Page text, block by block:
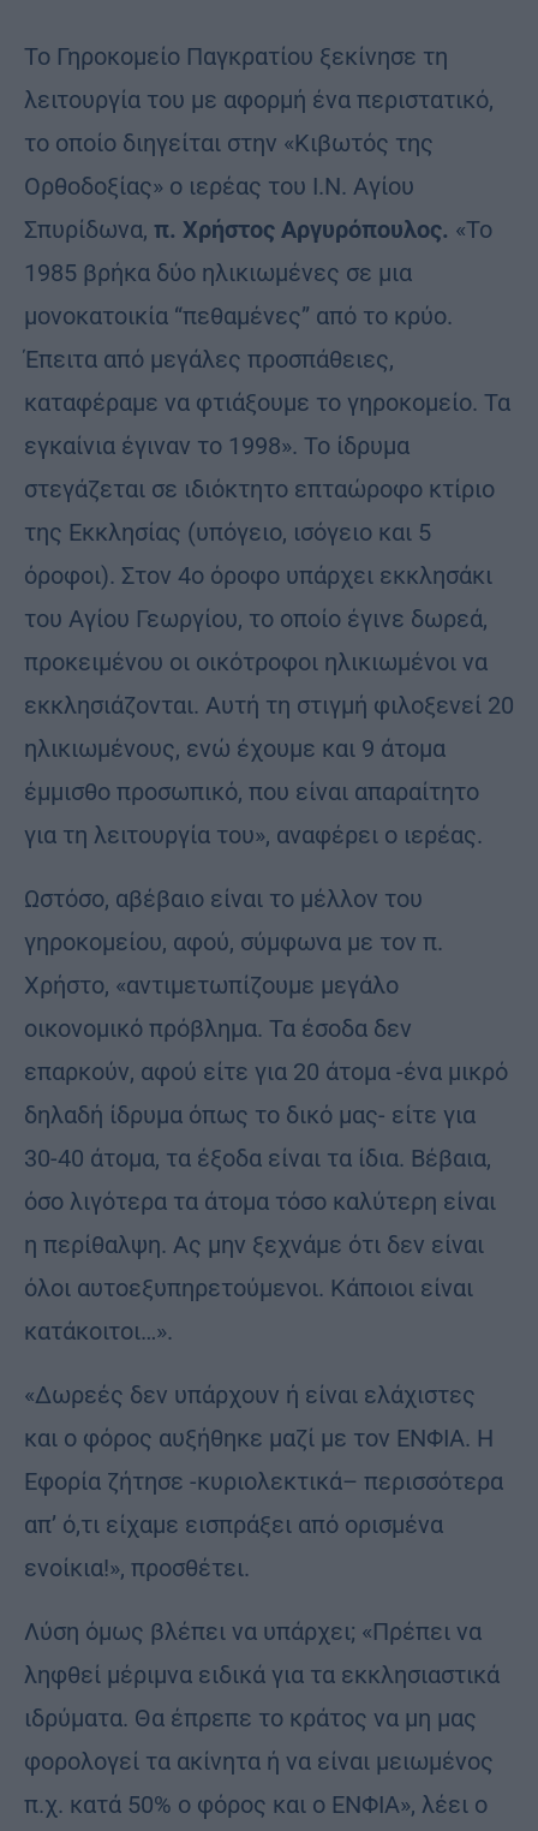
Το Γηροκομείο Παγκρατίου ξεκίνησε τη
λειτουργία του με αφορμή ένα περιστατικό,
το οποίο διηγείται στην «Κιβωτός της
Ορθοδοξίας» ο ιερέας του Ι.Ν. Αγίου
Σπυρίδωνα, π. Χρήστος Αργυρόπουλος. «Το
1985 βρήκα δύο ηλικιωμένες σε μια
μονοκατοικία “πεθαμένες” από το κρύο.
Έπειτα από μεγάλες προσπάθειες,
καταφέραμε να φτιάξουμε το γηροκομείο. Τα
εγκαίνια έγιναν το 1998». Το ίδρυμα
στεγάζεται σε ιδιόκτητο επταώροφο κτίριο
της Εκκλησίας (υπόγειο, ισόγειο και 5
όροφοι). Στον 4ο όροφο υπάρχει εκκλησάκι
του Αγίου Γεωργίου, το οποίο έγινε δωρεά,
προκειμένου οι οικότροφοι ηλικιωμένοι να
εκκλησιάζονται. Αυτή τη στιγμή φιλοξενεί 20
ηλικιωμένους, ενώ έχουμε και 9 άτομα
έμμισθο προσωπικό, που είναι απαραίτητο
για τη λειτουργία του», αναφέρει ο ιερέας.
Ωστόσο, αβέβαιο είναι το μέλλον του
γηροκομείου, αφού, σύμφωνα με τον π.
Χρήστο, «αντιμετωπίζουμε μεγάλο
οικονομικό πρόβλημα. Τα έσοδα δεν
επαρκούν, αφού είτε για 20 άτομα -ένα μικρό
δηλαδή ίδρυμα όπως το δικό μας- είτε για
30-40 άτομα, τα έξοδα είναι τα ίδια. Βέβαια,
όσο λιγότερα τα άτομα τόσο καλύτερη είναι
η περίθαλψη. Ας μην ξεχνάμε ότι δεν είναι
όλοι αυτοεξυπηρετούμενοι. Κάποιοι είναι
κατάκοιτοι…».
«Δωρεές δεν υπάρχουν ή είναι ελάχιστες
και ο φόρος αυξήθηκε μαζί με τον ΕΝΦΙΑ. Η
Eφορία ζήτησε -κυριολεκτικά– περισσότερα
απ’ ό,τι είχαμε εισπράξει από ορισμένα
ενοίκια!», προσθέτει.
Λύση όμως βλέπει να υπάρχει; «Πρέπει να
ληφθεί μέριμνα ειδικά για τα εκκλησιαστικά
ιδρύματα. Θα έπρεπε το κράτος να μη μας
φορολογεί τα ακίνητα ή να είναι μειωμένος
π.χ. κατά 50% ο φόρος και ο ΕΝΦΙΑ», λέει ο